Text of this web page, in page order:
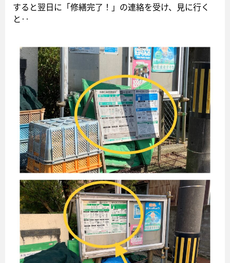
すると翌日に「修繕完了！」の連絡を受け、見に行く
と‥